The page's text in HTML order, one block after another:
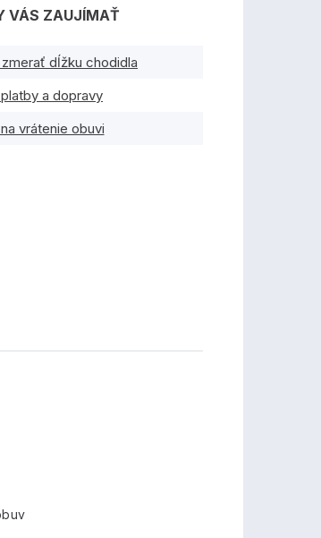
VÁS ZAUJÍMAŤ
dĺžku chodidla
a dopravy
vrátenie obuvi